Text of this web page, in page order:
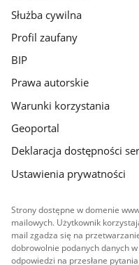
Służba cywilna
Profil zaufany
BIP
Prawa autorskie
Warunki korzystania
Geoportal
Deklaracja dostępności
Ustawienia prywatności
Strony dostępne w domenie
mailowych. Użytkownik
mail zgadza się na
dobrowolnie podanych danych
odpowiedzi na przesłane